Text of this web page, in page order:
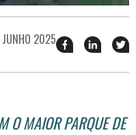
2025 Compartilhar
esse
no
esse
no
O MAIOR PARQUE DE